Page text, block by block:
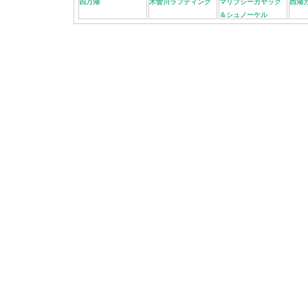
＆シュノーケル